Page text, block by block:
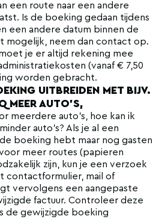
een route naar een andere
Is de boeking gedaan tijdens
een andere datum binnen de
mogelijk, neem dan contact op.
je er altijd rekening mee
(vanaf € 7,50
worden gebracht.
UITBREIDEN MET BIJV.
MEER AUTO'S,
meerdere auto's, hoe kan ik
auto's? Als je al een
boeking hebt maar nog gasten
meer routes (papieren
zijn, kun je een verzoek
contactformulier, mail of
vervolgens een aangepaste
factuur. Controleer deze
de gewijzigde boeking